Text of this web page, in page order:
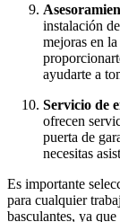
instalación
mejoras en
ayudarte a
Servicio de
ofrecen
puerta de
necesitas
Es importante
para cualquier
basculantes, ya